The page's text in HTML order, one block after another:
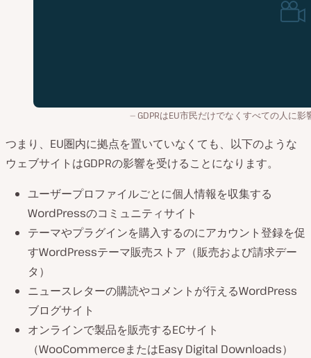
GDPRはEU市民だけでなくすべての人に影
つまり、EU圏内に拠点を置いていなくても、以下のような
ウェブサイトはGDPRの影響を受けることになります。
ユーザープロファイルごとに個人情報を収集する
WordPressのコミュニティサイト
テーマやプラグインを購入するのにアカウント登録を促
すWordPressテーマ販売ストア（販売および請求デー
タ）
ニュースレターの購読やコメントが行えるWordPress
ブログサイト
オンラインで製品を販売するECサイト
（WooCommerceまたはEasy Digital Downloads）